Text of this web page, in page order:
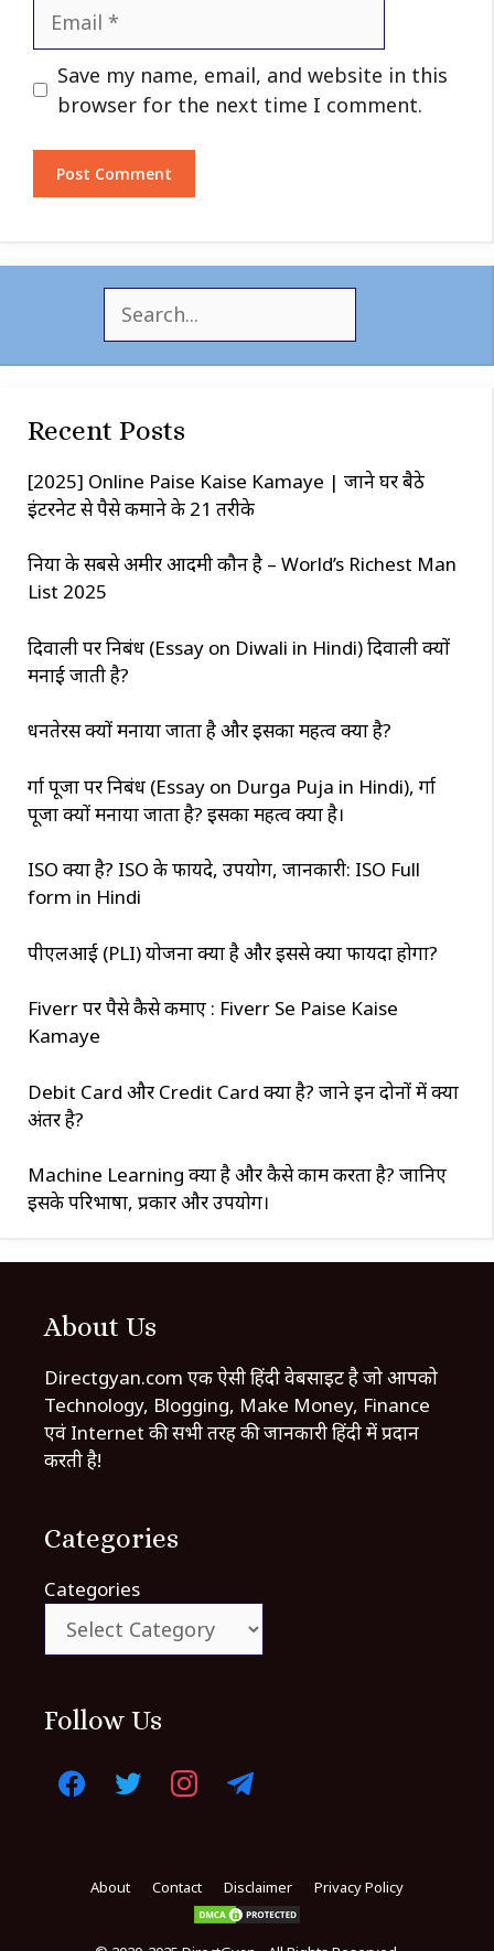
Email
Website
Save my name, email, and website in this
browser for the next time I comment.
h
Recent Posts
[2025] Online Paise Kaise Kamaye | जाने घर बैठे
इंटरनेट से पैसे कमाने के 21 तरीके
दुनिया के सबसे अमीर आदमी कौन है – World’s Richest Man
List 2025
दिवाली पर निबंध (Essay on Diwali in Hindi) दिवाली क्यों
मनाई जाती है?
धनतेरस क्यों मनाया जाता है और इसका महत्व क्या है?
दुर्गा पूजा पर निबंध (Essay on Durga Puja in Hindi), दुर्गा
पूजा क्यों मनाया जाता है? इसका महत्व क्या है।
ISO क्या है? ISO के फायदे, उपयोग, जानकारी: ISO Full
form in Hindi
पीएलआई (PLI) योजना क्या है और इससे क्या फायदा होगा?
Fiverr पर पैसे कैसे कमाए : Fiverr Se Paise Kaise
Kamaye
Debit Card और Credit Card क्या है? जाने इन दोनों में क्या
अंतर है?
Machine Learning क्या है और कैसे काम करता है? जानिए
इसके परिभाषा, प्रकार और उपयोग।
About Us
Directgyan.com एक ऐसी हिंदी वेबसाइट है जो आपको
Technology, Blogging, Make Money, Finance
एवं Internet की सभी तरह की जानकारी हिंदी में प्रदान
करती है!
Categories
Categories
Follow Us
About Contact Disclaimer Privacy Policy